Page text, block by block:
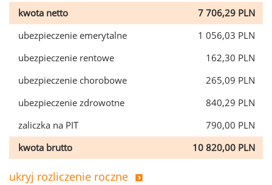
kwota netto
7 706,29 PLN
ubezpieczenie emerytalne
1 056,03 PLN
ubezpieczenie rentowe
162,30 PLN
ubezpieczenie chorobowe
265,09 PLN
ubezpieczenie zdrowotne
840,29 PLN
zaliczka na PIT
790,00 PLN
kwota brutto
10 820,00 PLN
ukryj rozliczenie roczne